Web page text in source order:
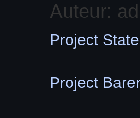
Auteur:
Project
Project